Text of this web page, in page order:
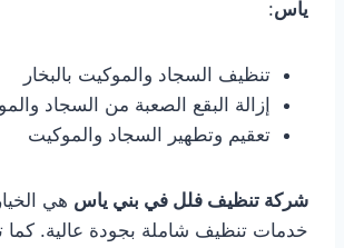
ياس:
تنظيف السجاد والموكيت بالبخار
إزالة البقع الصعبة من السجاد
تعقيم وتطهير السجاد والموكيت
شركة تنظيف فلل في بني ياس هي
خدمات تنظيف شاملة بجودة عالية. كما